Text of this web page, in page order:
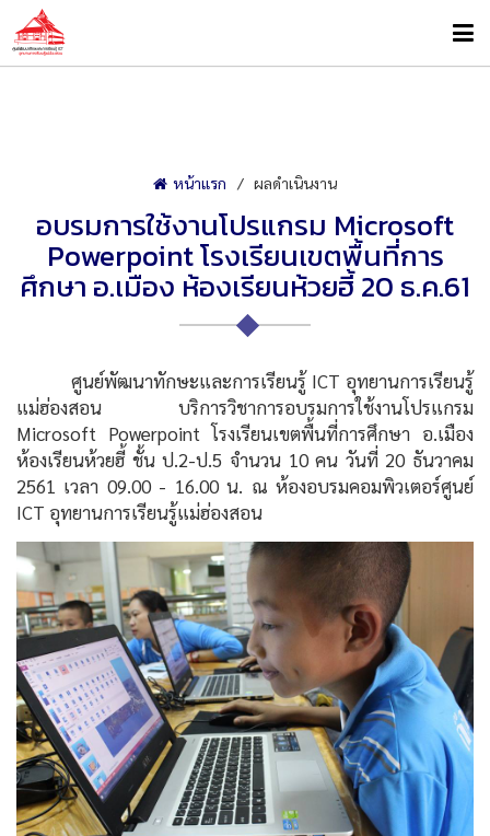
หน้าแรก ผลดำเนินงาน
อบรมการใช้งานโปรแกรม Microsoft
Powerpoint โรงเรียนเขตพื้นที่การ
ศึกษา อ.เมือง ห้องเรียนห้วยฮี้ 20 ธ.ค.61
ศูนย์พัฒนาทักษะและการเรียนรู้ ICT อุทยานการเรียนรู้
แม่ฮ่องสอน บริการวิชาการอบรมการใช้งานโปรแกรม
Microsoft Powerpoint โรงเรียนเขตพื้นที่การศึกษา อ.เมือง
ห้องเรียนห้วยฮี้ ชั้น ป.2-ป.5 จำนวน 10 คน วันที่ 20 ธันวาคม
2561 เวลา 09.00 - 16.00 น. ณ ห้องอบรมคอมพิวเตอร์ศูนย์
ICT อุทยานการเรียนรู้แม่ฮ่องสอน